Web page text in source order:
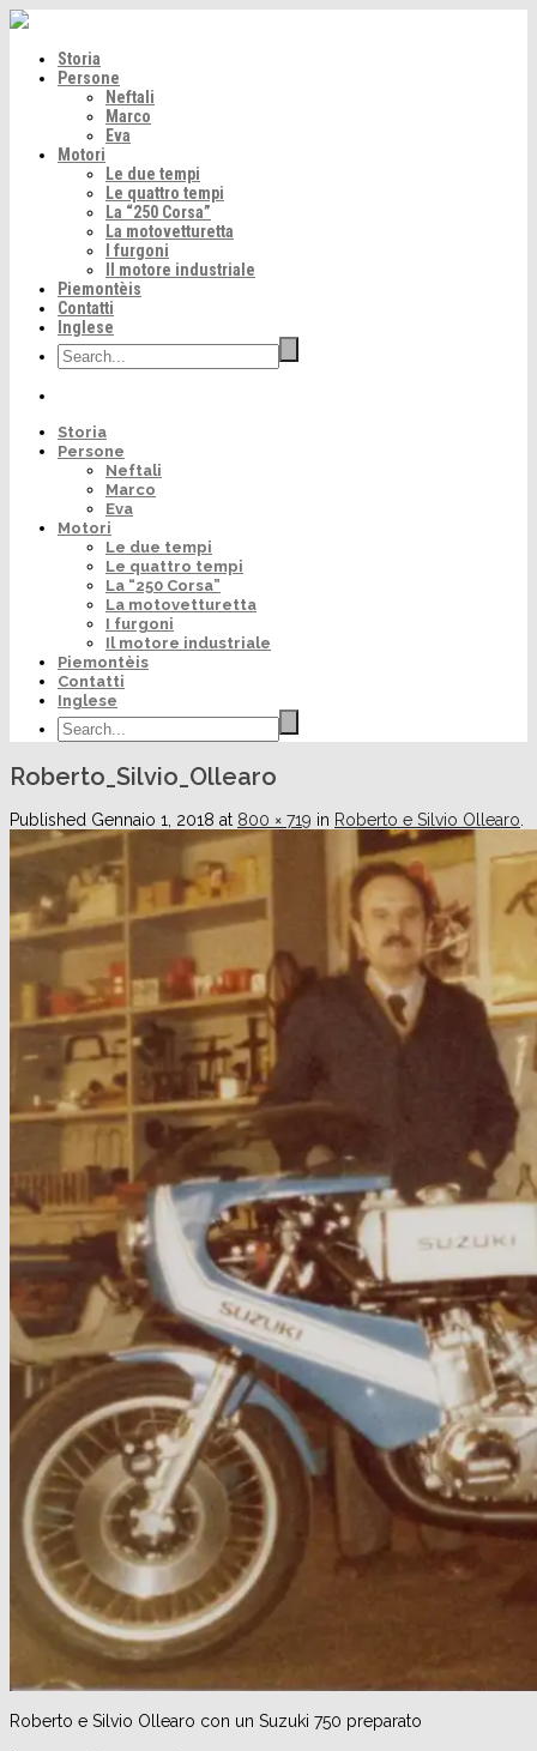
Storia
Persone
Neftali
Marco
Eva
Motori
Le due tempi
Le quattro tempi
La “250 Corsa”
La motovetturetta
I furgoni
Il motore industriale
Piemontèis
Contatti
Inglese
Storia
Persone
Neftali
Marco
Eva
Motori
Le due tempi
Le quattro tempi
La “250 Corsa”
La motovetturetta
I furgoni
Il motore industriale
Piemontèis
Contatti
Inglese
Roberto_Silvio_Ollearo
Published Gennaio 1, 2018 at 800 × 719 in Roberto e Silvio Ollearo
Roberto e Silvio Ollearo con un Suzuki 750 preparato